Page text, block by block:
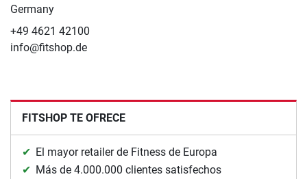
Germany
+49 4621 42100
info@fitshop.de
FITSHOP TE OFRECE
El mayor retailer de Fitness de Europa
Más de 4.000.000 clientes satisfechos